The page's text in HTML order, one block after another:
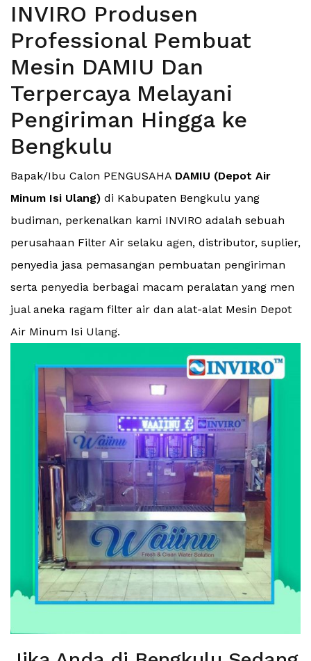
INVIRO Produsen
Professional Pembuat
Mesin DAMIU Dan
Terpercaya Melayani
Pengiriman Hingga ke
Bengkulu
Bapak/Ibu Calon PENGUSAHA DAMIU (Depot Air
Minum Isi Ulang) di Kabupaten Bengkulu yang
budiman, perkenalkan kami INVIRO adalah sebuah
perusahaan Filter Air selaku agen, distributor, suplier,
penyedia jasa pemasangan pembuatan pengiriman
serta penyedia berbagai macam peralatan yang men
jual aneka ragam filter air dan alat-alat Mesin Depot
Air Minum Isi Ulang.